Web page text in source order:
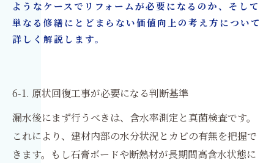
ようなケースでリフォームが必要になるのか、そして
単なる修繕にとどまらない価値向上の考え方について
詳しく解説します。
6-1. 原状回復工事が必要になる判断基準
漏水後にまず行うべきは、含水率測定と真菌検査です。
これにより、建材内部の水分状況とカビの有無を把握で
きます。もし石膏ボードや断熱材が長期間高含水状態に